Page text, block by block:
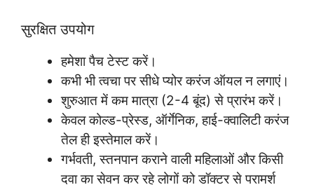
सुरक्षित उपयोग
हमेशा पैच टेस्ट करें।
कभी भी त्वचा पर सीधे प्योर करंज ऑयल न लगाएं।
शुरुआत में कम मात्रा (2-4 बूंद) से प्रारंभ करें।
केवल कोल्ड-प्रेस्ड, ऑर्गेनिक, हाई-क्वालिटी करंज
तेल ही इस्तेमाल करें।
गर्भवती, स्तनपान कराने वाली महिलाओं और किसी
दवा का सेवन कर रहे लोगों को डॉक्टर से परामर्श